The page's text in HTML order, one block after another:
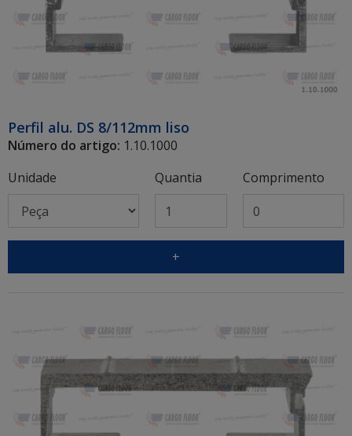
Perfil alu. DS 8/112mm liso
Número do artigo: 1.10.1000
Unidade
Quantia Comprimento
+